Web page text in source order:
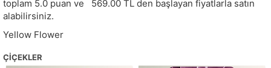
toplam 5.0 puan ve 569.00 TL den başlayan fiyatlarla satın
alabilirsiniz.
Yellow Flower
ÇIÇEKLER